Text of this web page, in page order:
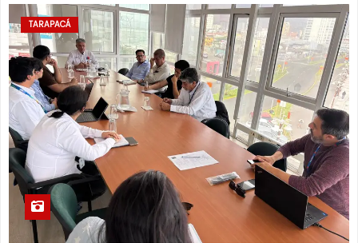
12 de agosto
Miércoles 21°C 19°C
13 de agosto
Jueves 20°C 18°C
TARAPACÁ